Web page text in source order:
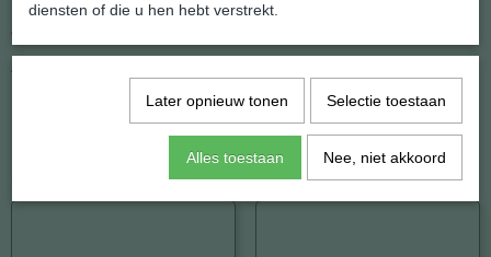
Deze prachtige Hartjes Oorhangers hebben een lengte van 25 mm.
Het gewicht per oorhanger is 2.6 gram
diensten of die u hen hebt verstrekt.
Later opnieuw tonen Selectie toestaan
Alles toestaan Nee, niet akkoord